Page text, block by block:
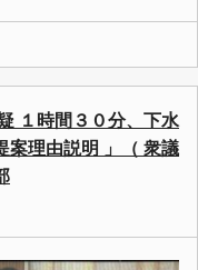
１時間３０分、下水
案理由説明 」（ 衆議